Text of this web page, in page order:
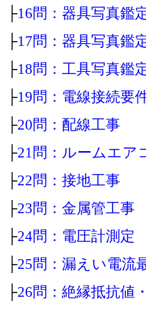
├16問：器具写真鑑
├17問：器具写真鑑
├18問：工具写真鑑
├19問：電線接続要
├20問：配線工事
├21問：ルームエア
├22問：接地工事
├23問：金属管工事
├24問：電圧計測定
├25問：漏えい電流
├26問：絶縁抵抗値